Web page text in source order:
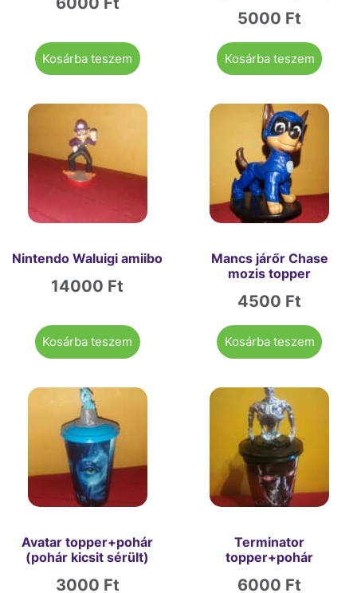
Kosárba teszem
5000 Ft
Kosárba teszem
Nintendo Waluigi amiibo
14000 Ft
Kosárba teszem
Mancs járőr Chase
mozis topper
4500 Ft
Kosárba teszem
Avatar topper+pohár
(pohár kicsit sérült)
3000 Ft
Terminator
topper+pohár
6000 Ft